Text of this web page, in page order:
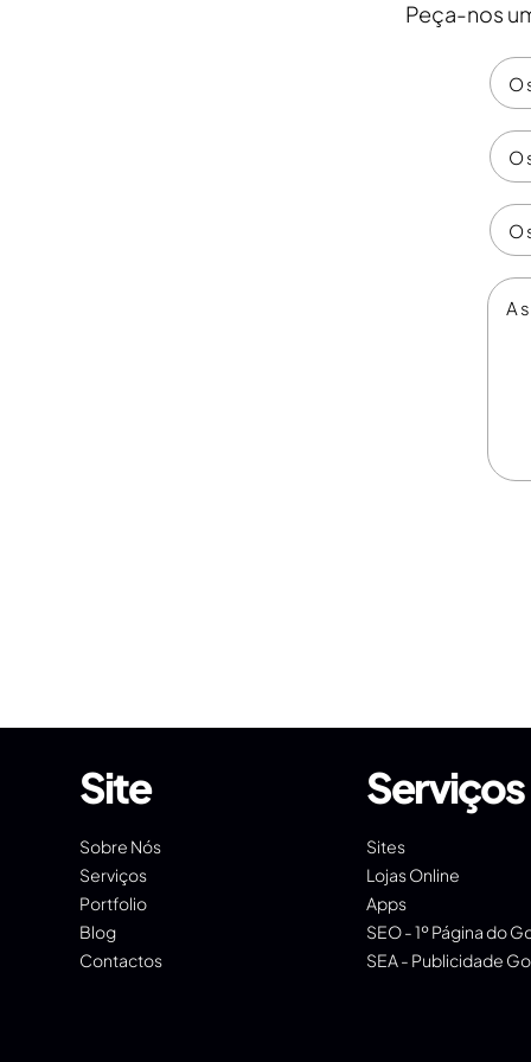
Peça-nos
Site
Sobre Nós
Serviços
Portfolio
Blog
Contactos
Serviços
Sites
Lojas Online
Apps
SEO - 1º Página do
SEA - Publicidade